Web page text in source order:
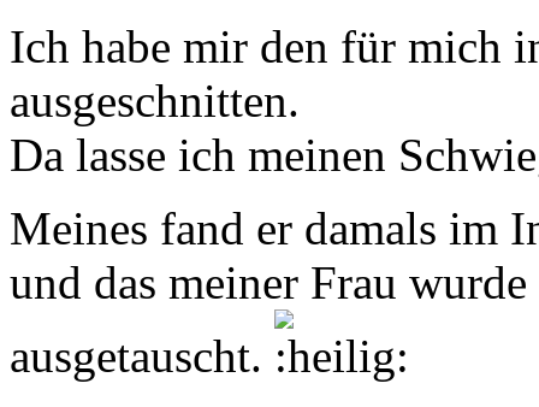
Ich habe mir den für mich
ausgeschnitten.
Da lasse ich meinen
Meines fand er damals im
und das meiner Frau
ausgetauscht.